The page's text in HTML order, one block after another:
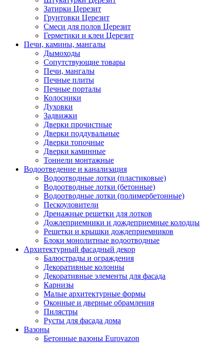
Затирки Церезит
Грунтовки Церезит
Смеси для полов Церезит
Герметики и клеи Церезит
Печи, камины, мангалы
Дымоходы
Сопутствующие товары
Печи, мангалы
Печные плиты
Печные порталы
Колосники
Духовки
Задвижки
Дверки прочистные
Дверки поддувальные
Дверки топочные
Дверки каминные
Тоннели монтажные
Водоотведение и канализация
Водоотводные лотки (пластиковые)
Водоотводные лотки (бетонные)
Водоотводные лотки (полимербетонные)
Пескоуловители
Дренажные решетки для лотков
Дожлеприемники и дождеприемные колодцы
Решетки и крышки дождеприемников
Блоки монолитные водоотводные
Архитектурный фасадный декор
Балюстрады и ограждения
Декоративные колонны
Декоративные элементы для фасада
Карнизы
Малые архитектурные формы
Оконные и дверные обрамления
Пилястры
Русты для фасада дома
Вазоны
Бетонные вазоны Eurovazon